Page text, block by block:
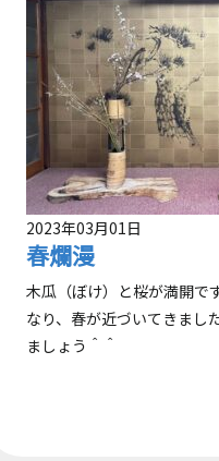
2023年03月01日
春爛漫
木瓜（ぼけ）と桜が満開で
なり、春が近づいてきまし
ましょう＾＾